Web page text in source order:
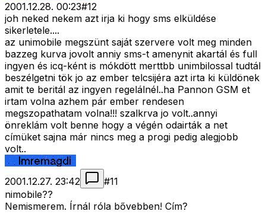
2001.12.28. 00:23#12
joh neked nekem azt irja ki hogy sms elküldése
sikerletele....
az unimobile megszünt saját szervere volt meg minden
bazzeg kurva jovolt anniy sms-t amenynit akartál és full
ingyen és icq-ként is mókdött merttbb unimbilossal tudtál
beszélgetni tök jo az ember telcsijéra azt irta ki küldönek
amit te beritál az ingyen regelálnél..ha Pannon GSM et
irtam volna azhem pár ember rendesen
megszopathatam volna!!! szalkrva jo volt..annyi
önreklám volt benne hogy a végén odairták a net
címüket sajna már nincs meg a progi pedig alegjobb
volt..
2001.12.27. 23:42 #11
nimobile??
Nemismerem. Írnál róla bővebben! Cím?